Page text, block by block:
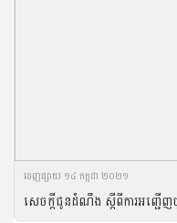
ចេញ​ផ្សាយ​ ១៤ កក្កដា ២០២១